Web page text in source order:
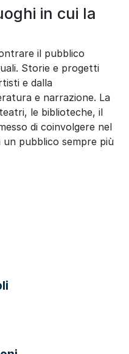
in cui la
il pubblico
Storie e progetti
e dalla
e narrazione. La
le biblioteche, il
di coinvolgere nel
pubblico sempre più